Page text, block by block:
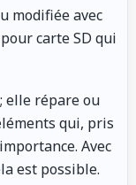
modifiée avec
carte SD qui
elle répare ou
qui, pris
Avec
est possible.